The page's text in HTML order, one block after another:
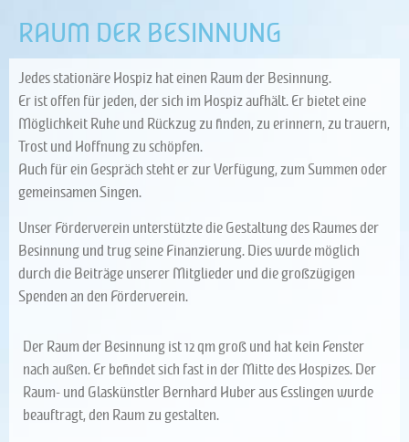
RAUM DER BESINNUNG
Jedes stationäre Hospiz hat einen Raum der Besinnung.
Er ist offen für jeden, der sich im Hospiz aufhält. Er bietet eine
Möglichkeit Ruhe und Rückzug zu finden, zu erinnern, zu trauern,
Trost und Hoffnung zu schöpfen.
Auch für ein Gespräch steht er zur Verfügung, zum Summen oder
gemeinsamen Singen.
Unser Förderverein unterstützte die Gestaltung des Raumes der
Besinnung und trug seine Finanzierung. Dies wurde möglich
durch die Beiträge unserer Mitglieder und die großzügigen
Spenden an den Förderverein.
Der Raum der Besinnung ist 12 qm groß und hat kein Fenster
nach außen. Er befindet sich fast in der Mitte des Hospizes. Der
Raum- und Glaskünstler Bernhard Huber aus Esslingen wurde
beauftragt, den Raum zu gestalten.